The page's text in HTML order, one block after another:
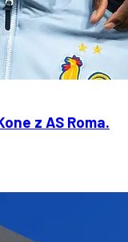
z AS Roma.